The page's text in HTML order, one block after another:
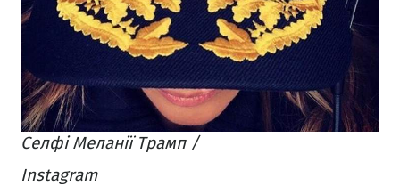
Селфі Меланії Трамп /
Instagram